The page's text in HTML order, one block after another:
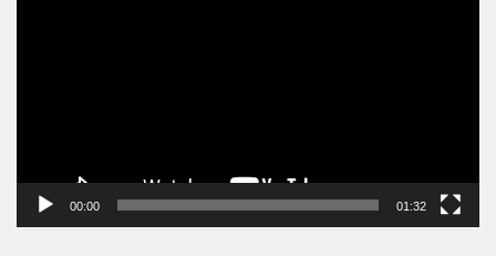
00:00 01:32